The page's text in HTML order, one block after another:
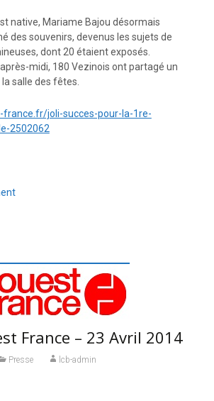
native, Mariame Bajou désormais
des souvenirs, devenus les sujets de
dont 20 étaient exposés.
midi, 180 Vezinois ont partagé un
salle des fêtes.
joli-succes-pour-la-1re-
2502062
France – 23 Avril 2014
Presse lcb-admin